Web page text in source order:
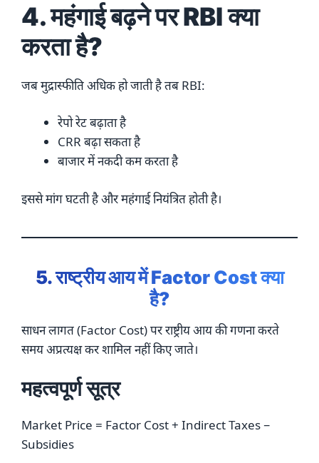
4. महंगाई बढ़ने पर RBI क्या
करता है?
जब मुद्रास्फीति अधिक हो जाती है तब RBI:
रेपो रेट बढ़ाता है
CRR बढ़ा सकता है
बाजार में नकदी कम करता है
इससे मांग घटती है और महंगाई नियंत्रित होती है।
5. राष्ट्रीय आय में Factor Cost क्या
है?
साधन लागत (Factor Cost) पर राष्ट्रीय आय की गणना करते
समय अप्रत्यक्ष कर शामिल नहीं किए जाते।
महत्वपूर्ण सूत्र
Market Price = Factor Cost + Indirect Taxes −
Subsidies